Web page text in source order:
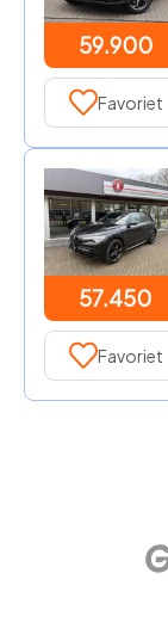
59.900
Favoriet
57.450
Favoriet